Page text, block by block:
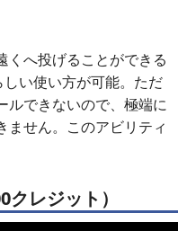
くへ投げることができる
い使い方が可能。ただ
ルできないので、極端に
ません。このアビリティ
クレジット）